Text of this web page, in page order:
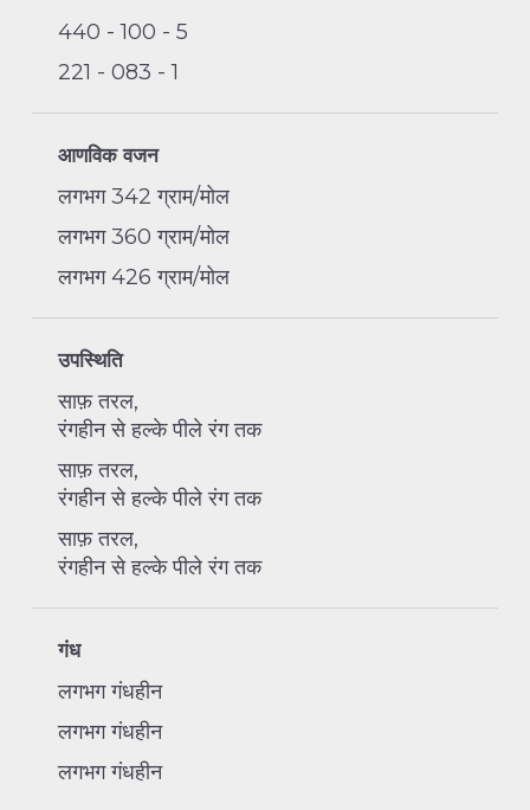
440 - 100 - 5
221 - 083 - 1
आणविक वजन
लगभग 342 ग्राम/मोल
लगभग 360 ग्राम/मोल
लगभग 426 ग्राम/मोल
उपस्थिति
साफ़ तरल,
रंगहीन से हल्के पीले रंग तक
साफ़ तरल,
रंगहीन से हल्के पीले रंग तक
साफ़ तरल,
रंगहीन से हल्के पीले रंग तक
गंध
लगभग गंधहीन
लगभग गंधहीन
लगभग गंधहीन